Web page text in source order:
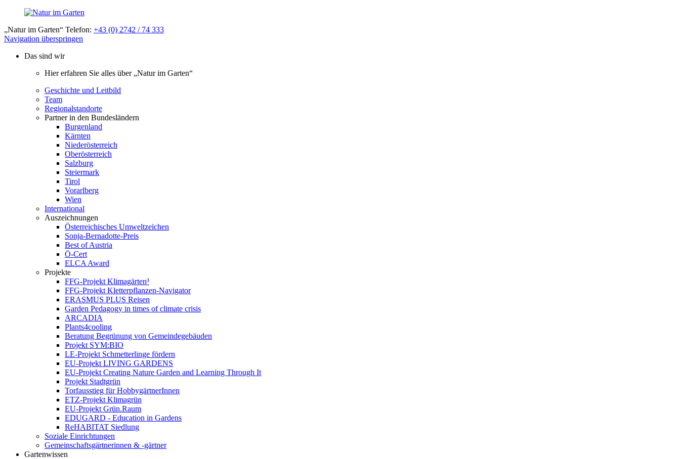
„Natur im Garten“ Telefon: +43 (0) 2742 / 74 333
Navigation überspringen
Das sind wir
Hier erfahren Sie alles über „Natur im Garten“
Geschichte und Leitbild
Team
Regionalstandorte
Partner in den Bundesländern
Burgenland
Kärnten
Niederösterreich
Oberösterreich
Salzburg
Steiermark
Tirol
Vorarlberg
Wien
International
Auszeichnungen
Österreichisches Umweltzeichen
Sonja-Bernadotte-Preis
Best of Austria
Ö-Cert
ELCA Award
Projekte
FFG-Projekt Klimagärten³
FFG-Projekt Kletterpflanzen-Navigator
ERASMUS PLUS Reisen
Garden Pedagogy in times of climate crisis
ARCADIA
Plants4cooling
Beratung Begrünung von Gemeindegebäuden
Projekt SYM:BIO
LE-Projekt Schmetterlinge fördern
EU-Projekt LIVING GARDENS
EU-Projekt Creating Nature Garden and Learning Through It
Projekt Stadtgrün
Torfausstieg für HobbygärtnerInnen
ETZ-Projekt Klimagrün
EU-Projekt Grün.Raum
EDUGARD - Education in Gardens
ReHABITAT Siedlung
Soziale Einrichtungen
Gemeinschaftsgärtnerinnen & -gärtner
Gartenwissen